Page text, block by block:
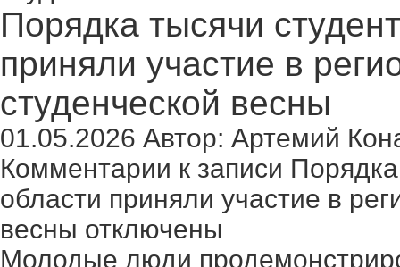
Порядка тысячи
приняли участие в
студенческой весны
01.05.2026 Автор: Артемий
Комментарии к записи
области приняли участие в
весны отключены
Молодые люди